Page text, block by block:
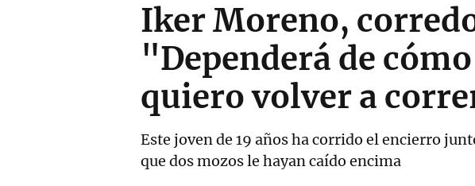
Iker Moreno,
"Dependerá de
quiero volver a
Este joven de 19 años ha corrido el encierro
que dos mozos le hayan caído encima